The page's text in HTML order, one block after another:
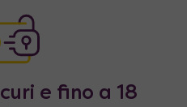
e fino a 18